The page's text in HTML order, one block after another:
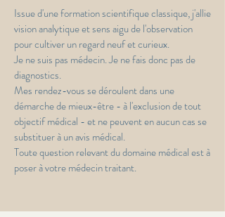
Issue d'une formation scientifique classique, j'allie
vision analytique et sens aigu de l'observation
pour cultiver un regard neuf et curieux.
Je ne suis pas médecin. Je ne fais donc pas de
diagnostics.
Mes rendez-vous se déroulent dans une
démarche de mieux-être - à l'exclusion de tout
objectif médical - et ne peuvent en aucun cas se
substituer à un avis médical.
Toute question relevant du domaine médical est à
poser à votre médecin traitant.